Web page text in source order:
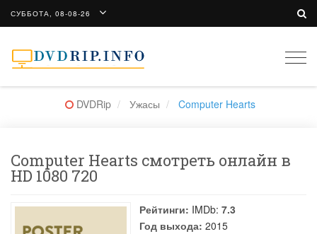
СУББОТА, 08-08-26
DVDRip Ужасы Computer Hearts
Computer Hearts смотреть онлайн в
HD 1080 720
Рейтинги: IMDb: 7.3
Год выхода: 2015